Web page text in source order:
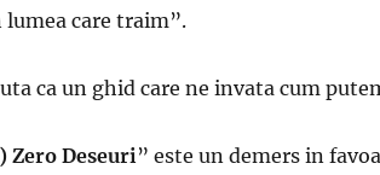
care traim”.
ca un ghid care ne invata cum
Zero Deseuri” este un demers in